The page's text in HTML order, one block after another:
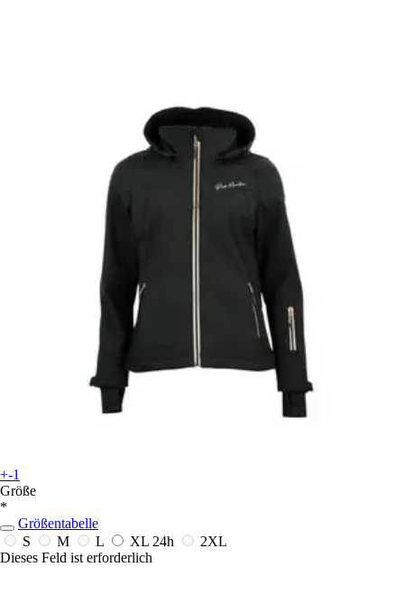
+-1
Größe
*
Größentabelle
S
M L XL 24h
2XL
Dieses Feld ist erforderlich